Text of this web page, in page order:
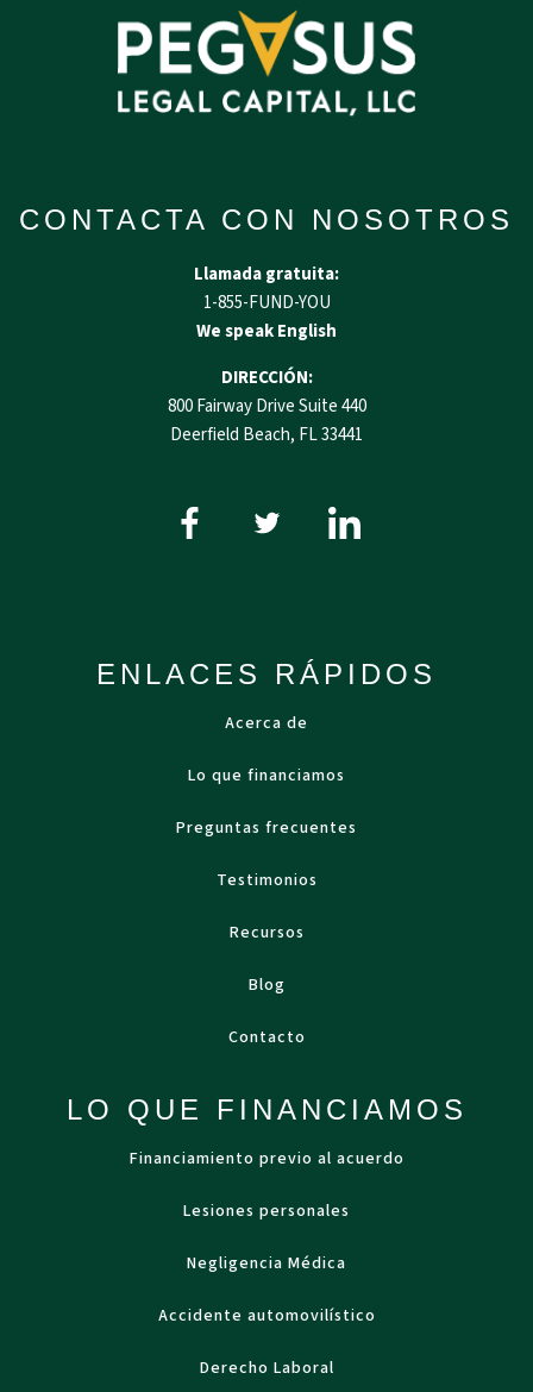
CONTACTA CON NOSOTROS
Llamada gratuita:
1-855-FUND-YOU
We speak English
DIRECCIÓN:
800 Fairway Drive Suite 440
Deerfield Beach, FL 33441
ENLACES RÁPIDOS
Acerca de
Lo que financiamos
Preguntas frecuentes
Testimonios
Recursos
Blog
Contacto
LO QUE FINANCIAMOS
Financiamiento previo al acuerdo
Lesiones personales
Negligencia Médica
Accidente automovilístico
Derecho Laboral